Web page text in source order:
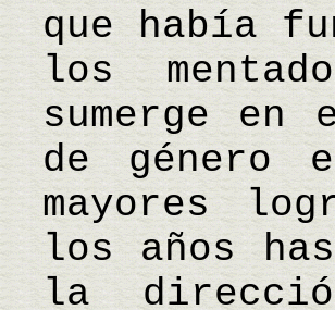
que había
los
sumerge en
de género
mayores
los años
la